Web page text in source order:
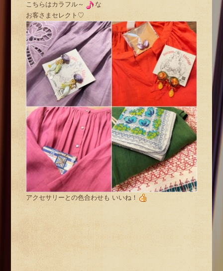
こちらはカラフル～
な
お客さまセレクト♡
アクセサリーとの色合わせも いいね！